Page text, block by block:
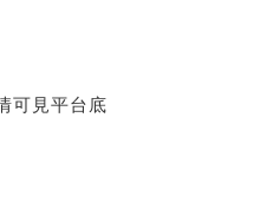
可見平台底